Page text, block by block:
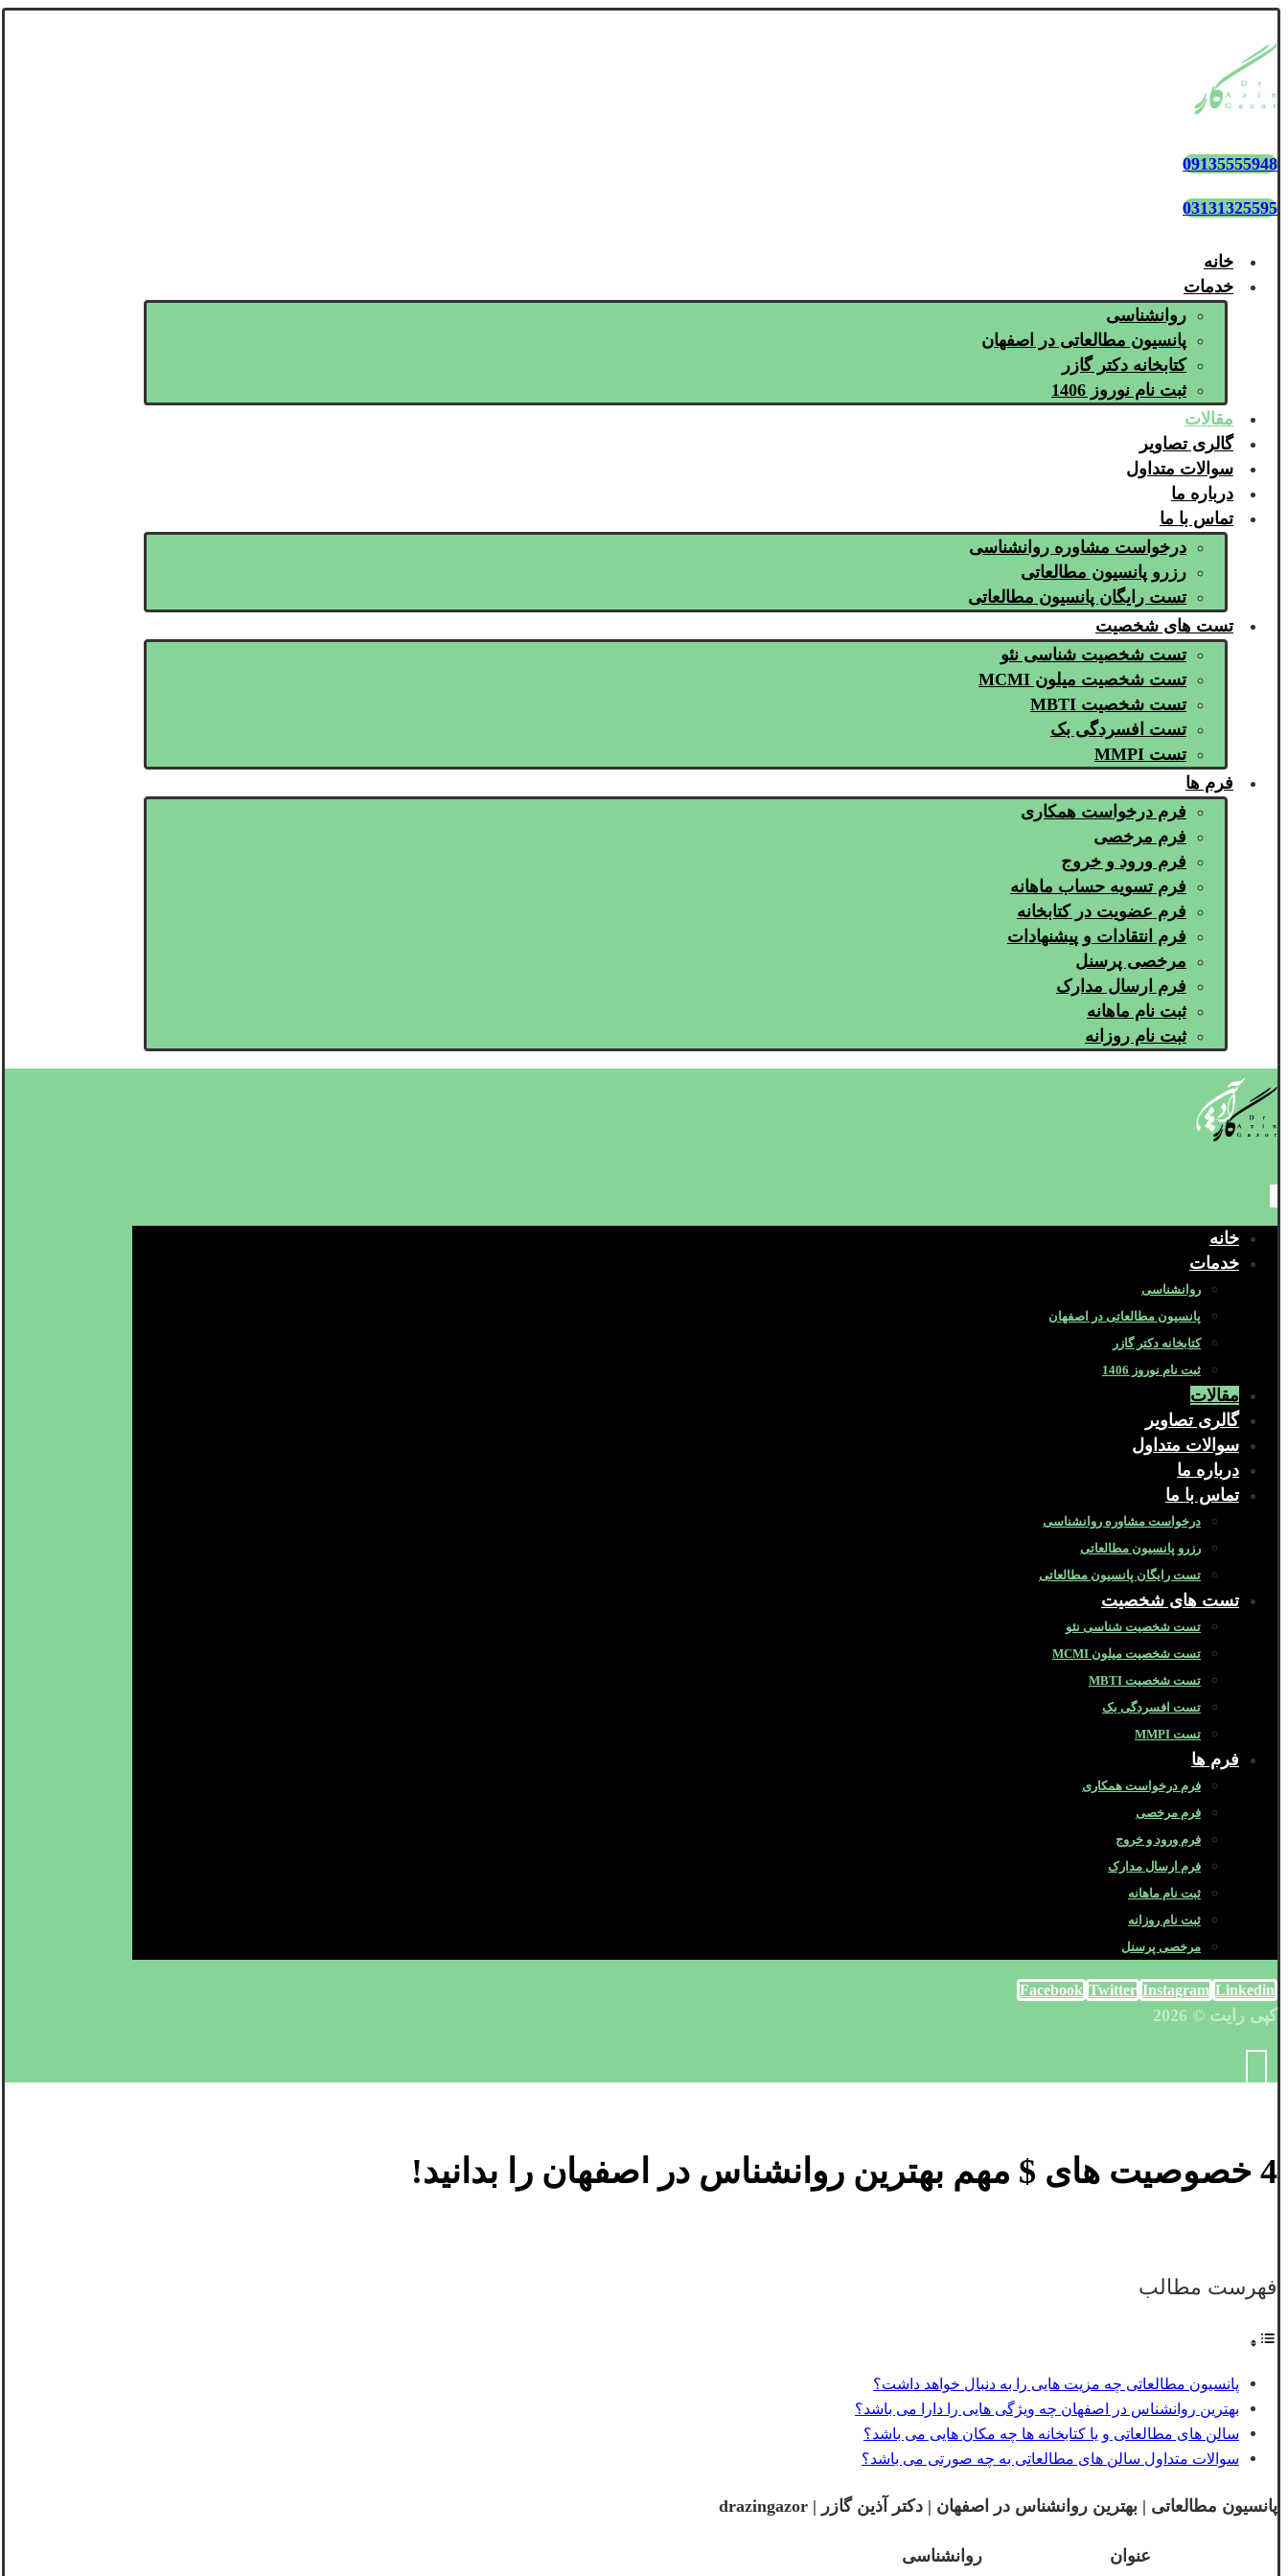
09135555948
03131325595
خانه
خدمات
روانشناسی
پانسیون مطالعاتی در اصفهان
کتابخانه دکتر گازر
ثبت نام نوروز 1406
مقالات
گالری تصاویر
سوالات متداول
درباره ما
تماس با ما
درخواست مشاوره روانشناسی
رزرو پانسیون مطالعاتی
تست رایگان پانسیون مطالعاتی
تست های شخصیت
تست شخصیت شناسی نئو
تست شخصیت میلون MCMI
تست شخصیت MBTI
تست افسردگی بک
تست MMPI
فرم ها
فرم درخواست همکاری
فرم مرخصی
فرم ورود و خروج
فرم تسویه حساب ماهانه
فرم عضویت در کتابخانه
فرم انتقادات و پیشنهادات
مرخصی پرسنل
فرم ارسال مدارک
ثبت نام ماهانه
ثبت نام روزانه
خانه
خدمات
روانشناسی
پانسیون مطالعاتی در اصفهان
کتابخانه دکتر گازر
ثبت نام نوروز 1406
مقالات
گالری تصاویر
سوالات متداول
درباره ما
تماس با ما
درخواست مشاوره روانشناسی
رزرو پانسیون مطالعاتی
تست رایگان پانسیون مطالعاتی
تست های شخصیت
تست شخصیت شناسی نئو
تست شخصیت میلون MCMI
تست شخصیت MBTI
تست افسردگی بک
تست MMPI
فرم ها
فرم درخواست همکاری
فرم مرخصی
فرم ورود و خروج
فرم ارسال مدارک
ثبت نام ماهانه
ثبت نام روزانه
مرخصی پرسنل
Facebook Twitter Instagram Linkedin
کپی رایت © 2026
4 خصوصیت های $ مهم بهترین روانشناس در اصفهان را بدانید!
فهرست مطالب
پانسیون مطالعاتی چه مزیت هایی را به دنبال خواهد داشت؟
بهترین روانشناس در اصفهان چه ویژگی هایی را دارا می باشد؟
سالن های مطالعاتی و یا کتابخانه ها چه مکان هایی می باشد؟
سوالات متداول سالن های مطالعاتی به چه صورتی می باشد؟
پانسیون مطالعاتی | بهترین روانشناس در اصفهان | دکتر آذین گازر | drazingazor
عنوان
روانشناسی